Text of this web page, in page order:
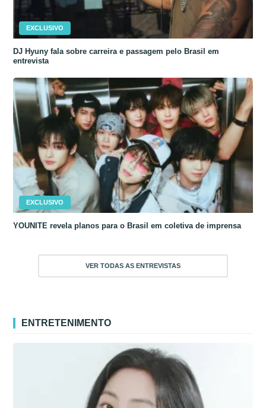
EXCLUSIVO
DJ Hyuny fala sobre carreira e passagem pelo Brasil em
entrevista
EXCLUSIVO
YOUNITE revela planos para o Brasil em coletiva de imprensa
VER TODAS AS ENTREVISTAS
ENTRETENIMENTO